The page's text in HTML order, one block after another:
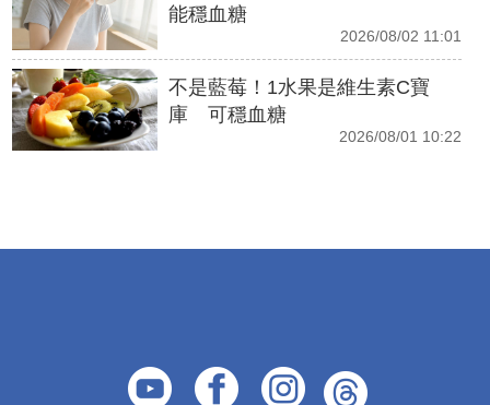
能穩血糖
2026/08/02 11:01
不是藍莓！1水果是維生素C寶
庫 可穩血糖
2026/08/01 10:22